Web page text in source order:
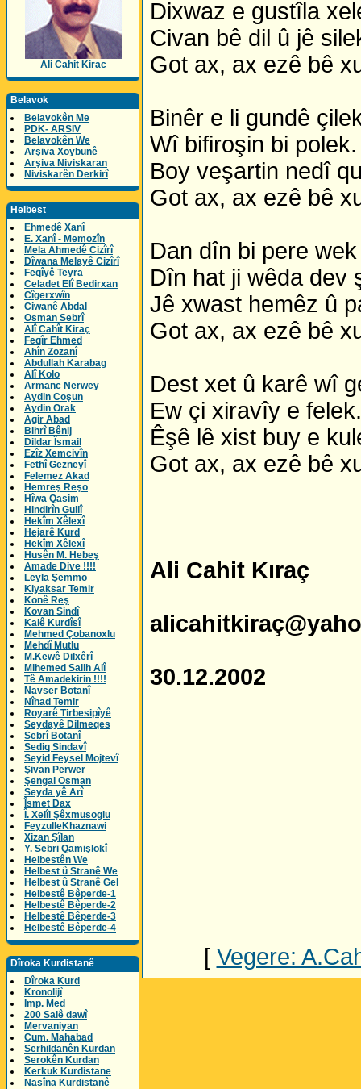
Ali Cahit Kirac
Belavok
Belavokên Me
PDK- ARSIV
Belavokên We
Arşiva Xoybunê
Arşiva Niviskaran
Niviskarên Derkirî
Helbest
Ehmedê Xanî
E. Xanî - Memozîn
Mela Ahmedê Cizîrî
Dîwana Melayê Cizîrî
Feqîyê Teyra
Celadet Elî Bedirxan
Cîgerxwîn
Ciwanê Abdal
Osman Sebrî
Alî Cahît Kiraç
Feqîr Ehmed
Ahîn Zozanî
Abdullah Karabag
Alî Kolo
Armanc Nerwey
Aydin Coşun
Aydin Orak
Agir Abad
Bihrî Bênij
Dildar Îsmail
Ezîz Xemcivîn
Fethî Gezneyî
Felemez Akad
Hemreş Reşo
Hîwa Qasim
Hindirîn Gullî
Hekîm Xêlexî
Hejarê Kurd
Hekîm Xêlexî
Husên M. Hebeş
Amade Dive !!!!
Leyla Şemmo
Kiyaksar Temir
Konê Reş
Kovan Sindî
Kalê Kurdîsî
Mehmed Çobanoxlu
Mehdî Mutlu
M.Kewê Dilxêrî
Mihemed Salih Alî
Tê Amadekirin !!!!
Navser Botanî
Nîhad Temir
Royarê Tirbesipîyê
Seydayê Dilmeqes
Sebrî Botanî
Sediq Sindavî
Seyid Feysel Mojtevî
Şivan Perwer
Şengal Osman
Seyda yê Arî
Îsmet Dax
Î. Xelîl Şêxmusoglu
FeyzulleKhaznawi
Xizan Şîlan
Y. Sebri Qamişlokî
Helbestên We
Helbest û Stranê We
Helbest û Stranê Gel
Helbestê Bêperde-1
Helbestê Bêperde-2
Helbestê Bêperde-3
Helbestê Bêperde-4
Dîroka Kurdistanê
Dîroka Kurd
Kronolijî
Imp. Med
200 Salê dawî
Mervaniyan
Cum. Mahabad
Serhildanên Kurdan
Serokên Kurdan
Kerkuk Kurdistane
Nasîna Kurdistanê
Dixwaz e gustîla
Civan bê dil û jê
Got ax, ax ezê bê
Binêr e li gundê
Wî bifiroşin bi polek.
Boy veşartin nedî
Got ax, ax ezê bê
Dan dîn bi pere
Dîn hat ji wêda dev
Jê xwast hemêz û
Got ax, ax ezê bê
Dest xet û karê wî
Ew çi xiravîy e felek.
Êşê lê xist buy e
Got ax, ax ezê bê
Ali Cahit Kıraç
30.12.2002
[ Vegere: